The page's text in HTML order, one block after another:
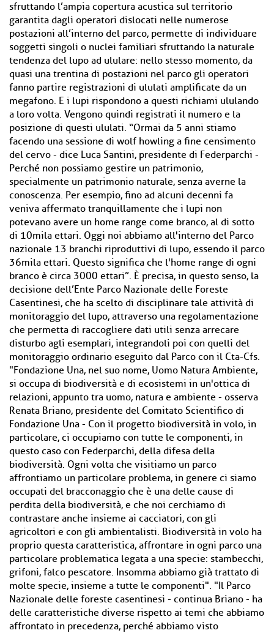
sfruttando l’ampia copertura acustica sul territorio
garantita dagli operatori dislocati nelle numerose
postazioni all’interno del parco, permette di individuare
soggetti singoli o nuclei familiari sfruttando la naturale
tendenza del lupo ad ululare: nello stesso momento, da
quasi una trentina di postazioni nel parco gli operatori
fanno partire registrazioni di ululati amplificate da un
megafono. E i lupi rispondono a questi richiami ululando
a loro volta. Vengono quindi registrati il numero e la
posizione di questi ululati. “Ormai da 5 anni stiamo
facendo una sessione di wolf howling a fine censimento
del cervo - dice Luca Santini, presidente di Federparchi -
Perché non possiamo gestire un patrimonio,
specialmente un patrimonio naturale, senza averne la
conoscenza. Per esempio, fino ad alcuni decenni fa
veniva affermato tranquillamente che i lupi non
potevano avere un home range come branco, al di sotto
di 10mila ettari. Oggi noi abbiamo all'interno del Parco
nazionale 13 branchi riproduttivi di lupo, essendo il parco
36mila ettari. Questo significa che l'home range di ogni
branco è circa 3000 ettari”. È precisa, in questo senso, la
decisione dell’Ente Parco Nazionale delle Foreste
Casentinesi, che ha scelto di disciplinare tale attività di
monitoraggio del lupo, attraverso una regolamentazione
che permetta di raccogliere dati utili senza arrecare
disturbo agli esemplari, integrandoli poi con quelli del
monitoraggio ordinario eseguito dal Parco con il Cta-Cfs.
"Fondazione Una, nel suo nome, Uomo Natura Ambiente,
si occupa di biodiversità e di ecosistemi in un'ottica di
relazioni, appunto tra uomo, natura e ambiente - osserva
Renata Briano, presidente del Comitato Scientifico di
Fondazione Una - Con il progetto biodiversità in volo, in
particolare, ci occupiamo con tutte le componenti, in
questo caso con Federparchi, della difesa della
biodiversità. Ogni volta che visitiamo un parco
affrontiamo un particolare problema, in genere ci siamo
occupati del bracconaggio che è una delle cause di
perdita della biodiversità, e che noi cerchiamo di
contrastare anche insieme ai cacciatori, con gli
agricoltori e con gli ambientalisti. Biodiversità in volo ha
proprio questa caratteristica, affrontare in ogni parco una
particolare problematica legata a una specie: stambecchi,
grifoni, falco pescatore. Insomma abbiamo già trattato di
molte specie, insieme a tutte le componenti". "Il Parco
Nazionale delle foreste casentinesi - continua Briano - ha
delle caratteristiche diverse rispetto ai temi che abbiamo
affrontato in precedenza, perché abbiamo visto